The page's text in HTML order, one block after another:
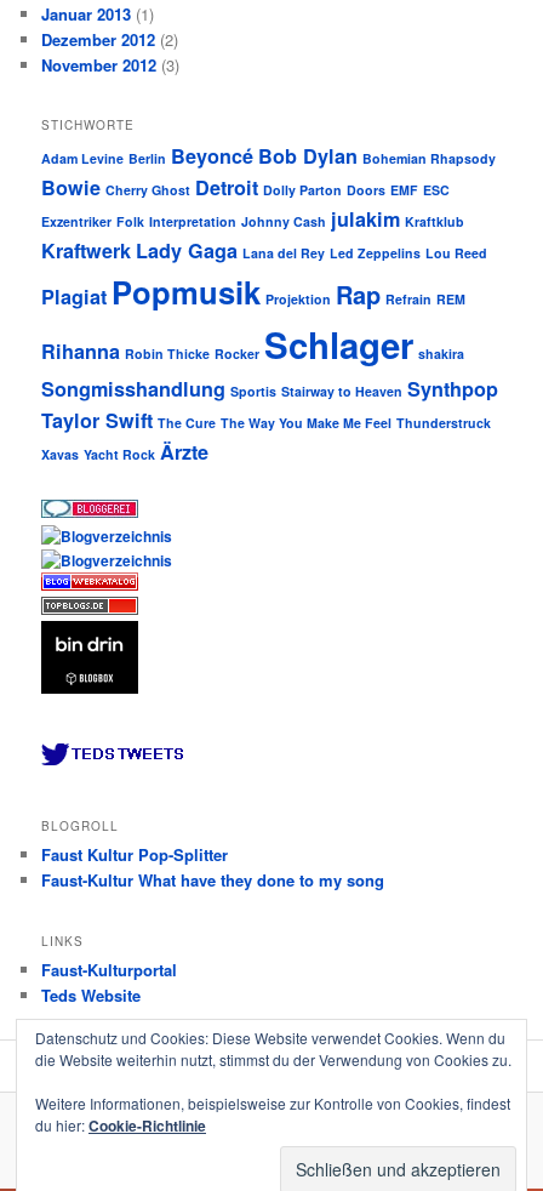
Januar 2013 (1)
Dezember 2012 (2)
November 2012 (3)
STICHWORTE
Adam Levine Berlin Beyoncé Bob Dylan Bohemian Rhapsody
Bowie Cherry Ghost Detroit Dolly Parton Doors EMF ESC
Exzentriker Folk Interpretation Johnny Cash julakim Kraftklub
Kraftwerk Lady Gaga Lana del Rey Led Zeppelins Lou Reed
Plagiat Popmusik Projektion Rap Refrain REM
Rihanna Robin Thicke Rocker Schlager shakira
Songmisshandlung Sportis Stairway to Heaven Synthpop
Taylor Swift The Cure The Way You Make Me Feel Thunderstruck
Xavas Yacht Rock Ärzte
BLOGROLL
Faust Kultur Pop-Splitter
Faust-Kultur What have they done to my song
LINKS
Faust-Kulturportal
Teds Website
Impressum │ Datenschutz
Datenschutz und Cookies: Diese Website verwendet Cookies. Wenn du
die Website weiterhin nutzt, stimmst du der Verwendung von Cookies zu.
Weitere Informationen, beispielsweise zur Kontrolle von Cookies, findest
du hier:Cookie-Richtlinie